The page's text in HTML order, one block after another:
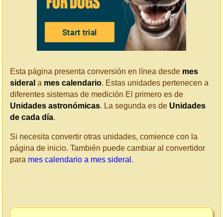
Esta página presenta conversión en línea desde mes
sideral a mes calendario. Estas unidades pertenecen a
diferentes sistemas de medición El primero es de
Unidades astronómicas. La segunda es de Unidades
de cada día.
Si necesita convertir otras unidades, comience con la
página de inicio. También puede cambiar al convertidor
para mes calendario a mes sideral .